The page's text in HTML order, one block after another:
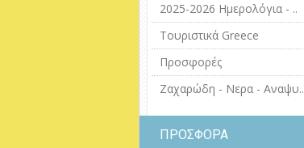
2025-2026 Ημερολόγια - ..
Τουριστικά Greece
Προσφορές
Ζαχαρώδη - Νερα - Αναψυ..
ΠΡΟΣΦΟΡΑ